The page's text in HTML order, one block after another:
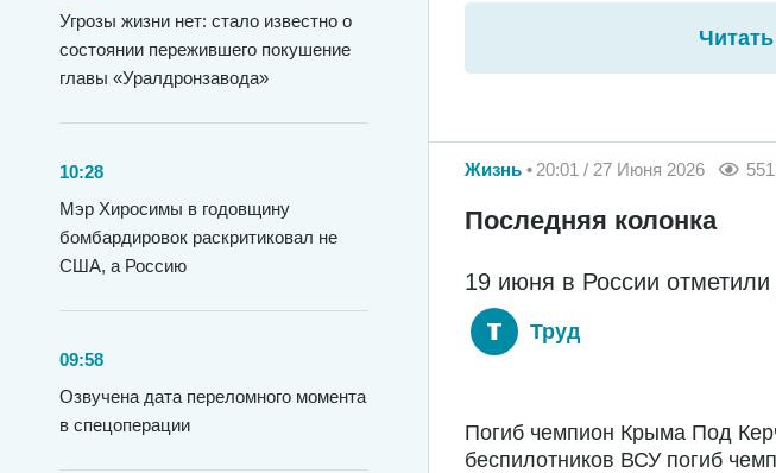
Угрозы жизни нет: стало известно о
состоянии пережившего покушение
главы «Уралдронзавода»
10:28
Мэр Хиросимы в годовщину
бомбардировок раскритиковал не
США, а Россию
09:58
Озвучена дата переломного момента
в спецоперации
Жизнь 20:01 / 27 Июня 2026
Последняя колонка
19 июня в России
Труд
Погиб чемпион Крыма Под
беспилотников ВСУ погиб